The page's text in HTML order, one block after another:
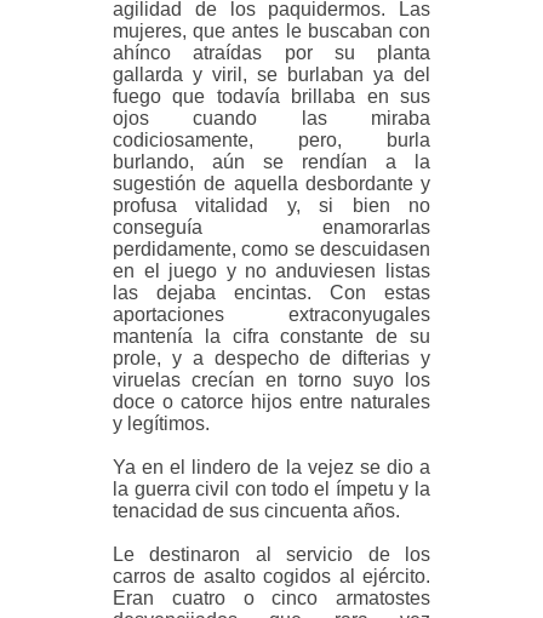
agilidad de los paquidermos. Las
mujeres, que antes le buscaban con
ahínco atraídas por su planta
gallarda y viril, se burlaban ya del
fuego que todavía brillaba en sus
ojos cuando las miraba
codiciosamente, pero, burla
burlando, aún se rendían a la
sugestión de aquella desbordante y
profusa vitalidad y, si bien no
conseguía enamorarlas
perdidamente, como se descuidasen
en el juego y no anduviesen listas
las dejaba encintas. Con estas
aportaciones extraconyugales
mantenía la cifra constante de su
prole, y a despecho de difterias y
viruelas crecían en torno suyo los
doce o catorce hijos entre naturales
y legítimos.
Ya en el lindero de la vejez se dio a
la guerra civil con todo el ímpetu y la
tenacidad de sus cincuenta años.
Le destinaron al servicio de los
carros de asalto cogidos al ejército.
Eran cuatro o cinco armatostes